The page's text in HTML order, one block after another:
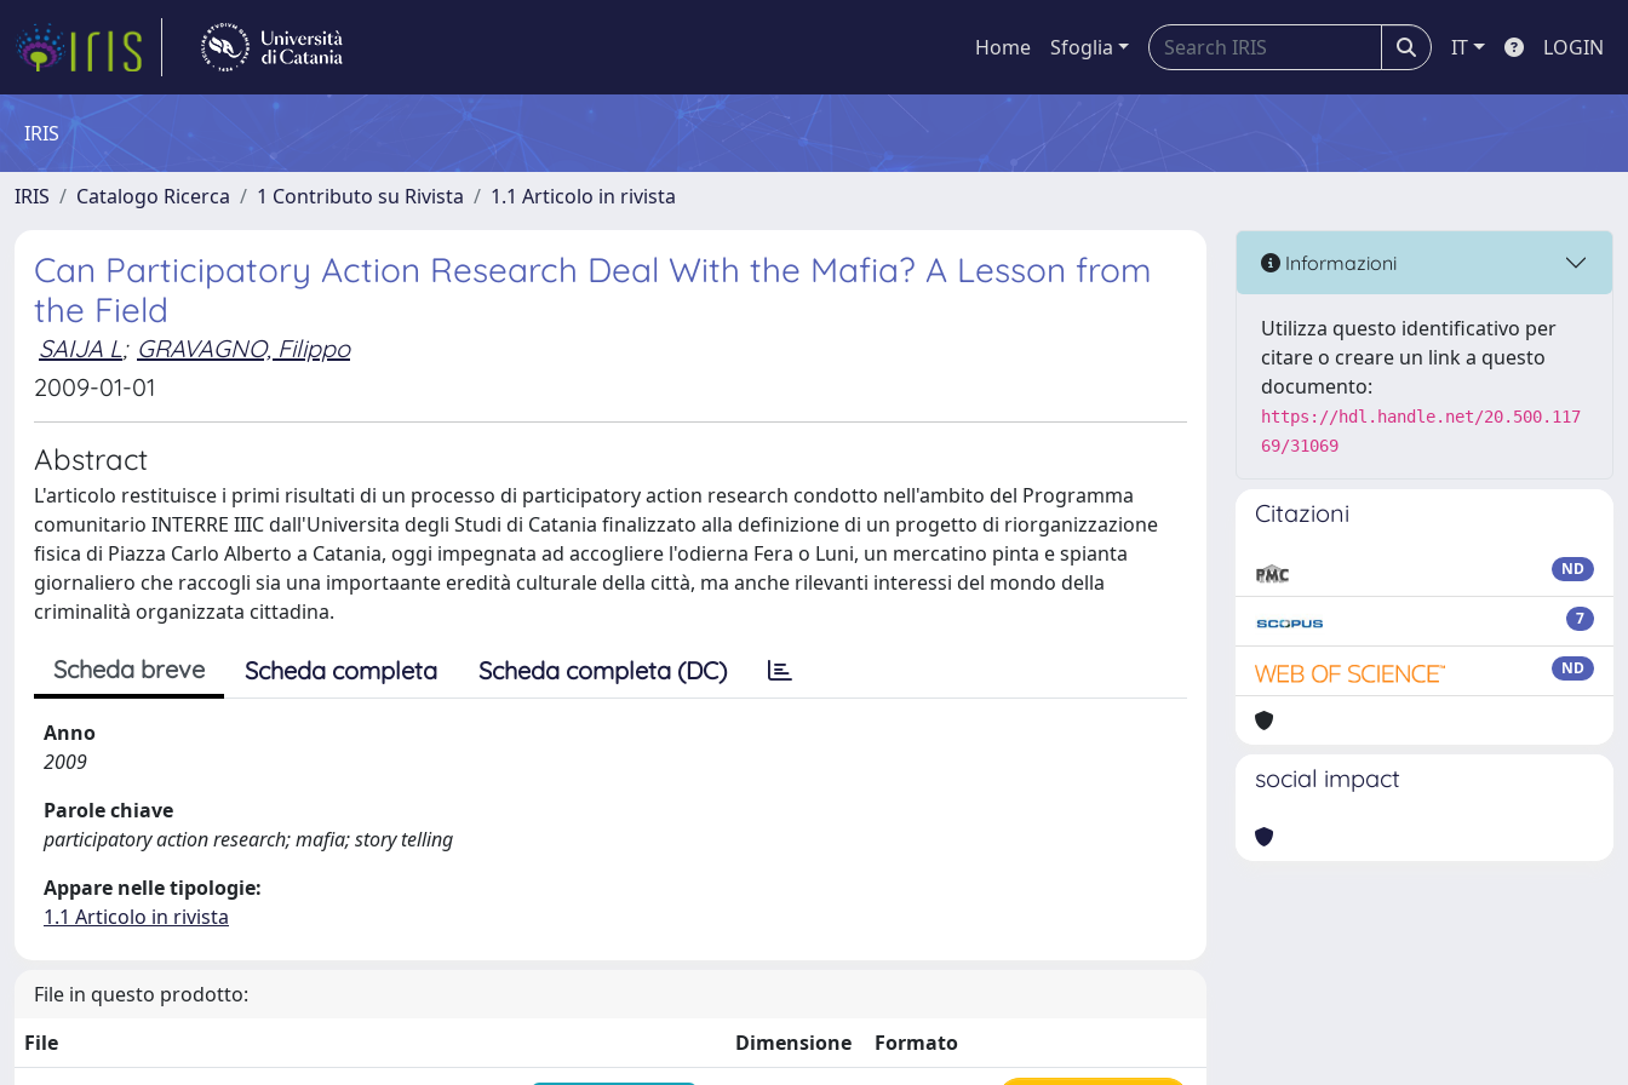
Home Sfoglia IT LOGIN
IRIS
IRIS Catalogo Ricerca 1 Contributo su Rivista 1.1 Articolo in rivista
Can Participatory Action Research Deal With the Mafia? A Lesson from
the Field
SAIJA L; GRAVAGNO, Filippo
2009-01-01
Abstract
L'articolo restituisce i primi risultati di un processo di participatory action research condotto nell'ambito del Programma
comunitario INTERRE IIIC dall'Universita degli Studi di Catania finalizzato alla definizione di un progetto di riorganizzazione
fisica di Piazza Carlo Alberto a Catania, oggi impegnata ad accogliere l'odierna Fera o Luni, un mercatino pinta e spianta
giornaliero che raccogli sia una importaante eredità culturale della città, ma anche rilevanti interessi del mondo della
criminalità organizzata cittadina.
Scheda breve Scheda completa Scheda completa (DC)
Anno
2009
Parole chiave
participatory action research; mafia; story telling
Appare nelle tipologie:
1.1 Articolo in rivista
File in questo prodotto:
File
Dimensione
Formato
Informazioni
Utilizza questo identificativo per
citare o creare un link a questo
documento:
https://hdl.handle.net/20.500.117
69/31069
Citazioni
ND
7
ND
social impact